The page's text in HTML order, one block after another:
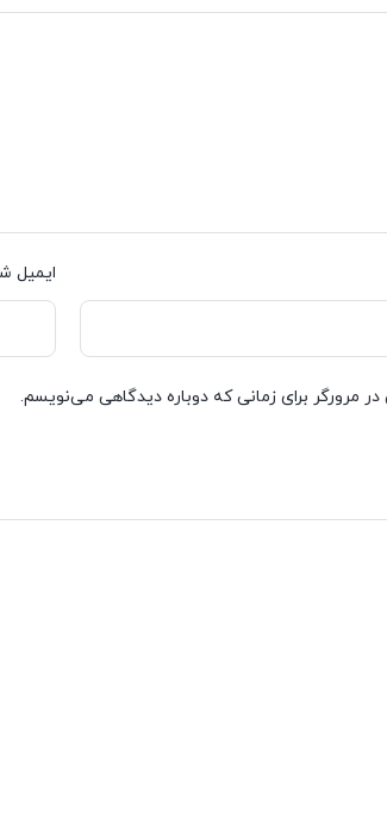
ایمیل
مرورگر برای زمانی که دوباره دیدگاهی می‌نویسم.